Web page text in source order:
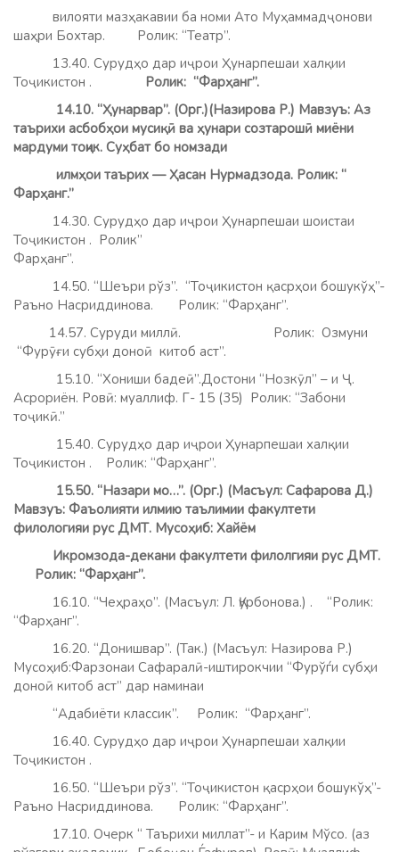
вилояти мазҳакавии ба номи Ато Муҳаммадҷонови
шаҳри Бохтар.
Ролик: “Театр”.
13.40. Сурудҳо дар иҷрои Ҳунарпешаи халқии
Тоҷикистон . Ролик: “Фарҳанг”.
14.10. “Ҳунарвар”. (Орг.)(Назирова Р.) Мавзуъ: Аз
таърихи асбобҳои мусиқӣ ва ҳунари созтарошӣ миёни
мардуми тоҷик. Суҳбат бо номзади
илмҳои таърих — Ҳасан Нурмадзода. Ролик: “
Фарҳанг.”
14.30. Сурудҳо дар иҷрои Ҳунарпешаи шоистаи
Тоҷикистон . Ролик”
Фарҳанг”.
14.50. “Шеъри рўз”. “Тоҷикистон қасрҳои бошукўҳ”-
Раъно Насриддинова. Ролик: “Фарҳанг”.
14.57. Суруди миллӣ. Ролик: Озмуни
“Фурӯғи субҳи доноӣ китоб аст”.
15.10. “Хониши бадеӣ”.Достони “Нозкӯл” – и Ҷ.
Асрориён. Ровӣ: муаллиф. Г- 15 (35) Ролик: “Забони
тоҷикӣ.”
15.40. Сурудҳо дар иҷрои Ҳунарпешаи халқии
Тоҷикистон . Ролик: “Фарҳанг”.
15.50. “Назари мо…”. (Орг.) (Масъул: Сафарова Д.)
Мавзуъ: Фаъолияти илмию таълимии факултети
филологияи рус ДМТ. Мусоҳиб: Хайём
Икромзода-декани факултети филолгияи рус ДМТ.
Ролик: “Фарҳанг”.
16.10. “Чеҳраҳо”. (Масъул: Л. Қурбонова.) . “Ролик:
“Фарҳанг”.
16.20. “Донишвар”. (Так.) (Масъул: Назирова Р.)
Мусоҳиб:Фарзонаи Сафаралӣ-иштирокчии “Фурўѓи субҳи
доноӣ китоб аст” дар наминаи
“Адабиёти классик”. Ролик: “Фарҳанг”.
16.40. Сурудҳо дар иҷрои Ҳунарпешаи халқии
Тоҷикистон .
16.50. “Шеъри рўз”. “Тоҷикистон қасрҳои бошукўҳ”-
Раъно Насриддинова. Ролик: “Фарҳанг”.
17.10. Очерк “ Таърихи миллат”- и Карим Мўсо. (аз